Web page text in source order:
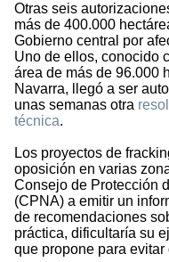
Otras seis
más de 400.000
Gobierno central por
Uno de ellos, conocido
área de más de 96.000
Navarra, llegó a ser
unas semanas otra
técnica.
Los proyectos de
oposición en varias
Consejo de Protección
(CPNA) a emitir un
de recomendaciones
práctica, dificultaría su
que propone para evitar